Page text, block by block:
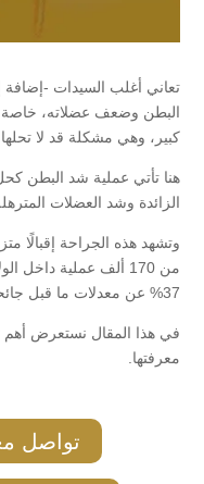
تعاني أغلب السيدات -
البطن وضعف عضلاته، خاصة
كبير، وهي مشكلة قد لا تحلها
هنا تأتي عملية شد البطن
الزائدة وشد العضلات
وتشهد هذه الجراحة إقبالًا
37% عن معدلات ما قبل جائحة كورونا.
في هذا المقال نستعرض أهم
معرفتها.
تواصل